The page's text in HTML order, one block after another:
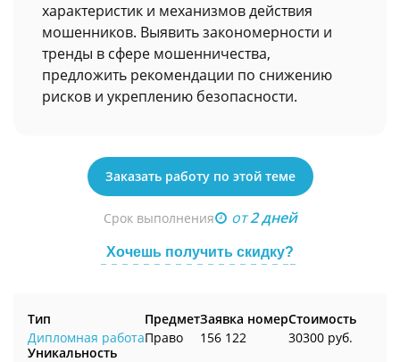
характеристик и механизмов действия
мошенников. Выявить закономерности и
тренды в сфере мошенничества,
предложить рекомендации по снижению
рисков и укреплению безопасности.
Заказать работу по этой теме
Срок выполнения от2 дней
Хочешь получить скидку?
Тип
Дипломная работа
Предмет
Право
Заявка номер
156 122
Стоимость
30300 руб.
Уникальность